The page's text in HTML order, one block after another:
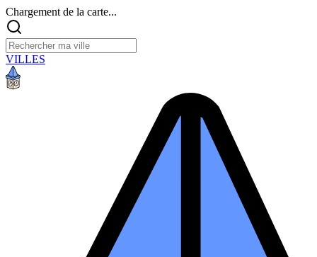
Chargement de la carte...
VILLES